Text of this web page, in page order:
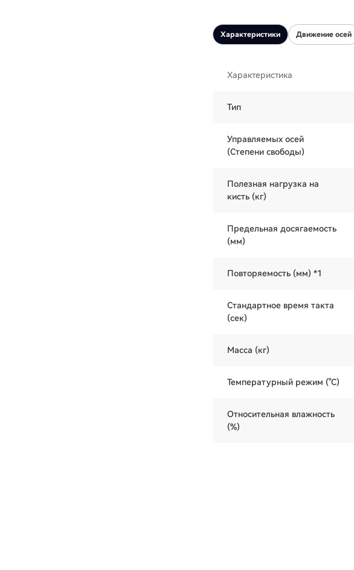
Характеристики Движение осей
Характеристика
Тип
Управляемых осей
(Степени свободы)
Полезная нагрузка на
кисть (кг)
Предельная досягаемость
(мм)
Повторяемость (мм) *1
Стандартное время такта
(сек)
Масса (кг)
Температурный режим (°C)
Относительная влажность
(%)